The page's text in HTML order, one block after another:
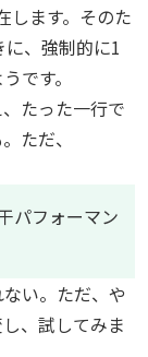
します。そのた
、強制的に1
です。
たった一行で
ただ、
パフォーマン
い。ただ、や
、試してみま